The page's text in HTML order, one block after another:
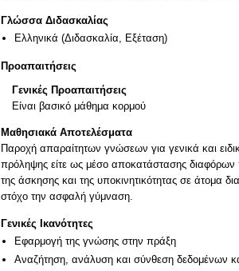
Γλώσσα Διδασκαλίας
Ελληνικά (Διδασκαλία, Εξέταση)
Προαπαιτήσεις
Γενικές Προαπαιτήσεις
Είναι βασικό μάθημα κορμού
Μαθησιακά Αποτελέσματα
Παροχή απαραίτητων γνώσεων για γενικά και
πρόληψης είτε ως μέσο αποκατάστασης
της άσκησης και της υποκινητικότητας σε
στόχο την ασφαλή γύμναση.
Γενικές Ικανότητες
Εφαρμογή της γνώσης στην πράξη
Αναζήτηση, ανάλυση και σύνθεση δεδομένων